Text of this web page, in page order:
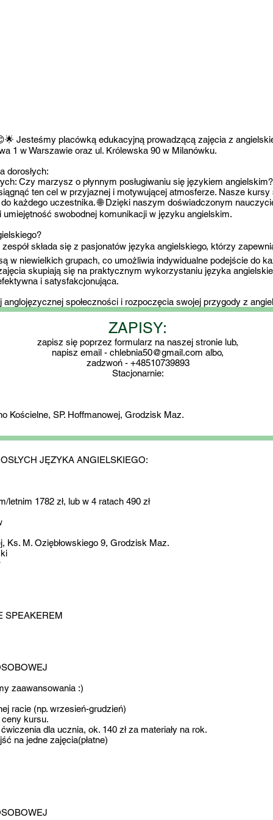
Jesteśmy placówką edukacyjną prowadzącą zajęcia z
1 w Warszawie oraz ul. Królewska 90 w Milanówku.
dorosłych:
Czy marzysz o płynnym posługiwaniu się językiem
ten cel w przyjaznej i motywującej atmosferze. Nasze kursy
każdego uczestnika. 🌐 Dzięki naszym doświadczonym
swobodnej komunikacji w języku angielskim.
składa się z pasjonatów języka angielskiego, którzy
w niewielkich grupach, co umożliwia indywidualne podejście do
skupiają się na praktycznym wykorzystaniu języka
i satysfakcjonująca.
anglojęzycznej społeczności i rozpoczęcia swojej przygody z
ZAPISY:
zapisz się poprzez formularz na naszej stronie lub,
napisz email - chlebnia50@gmail.com albo,
zadzwoń - +48510739893
Stacjonarnie:
Kościelne, SP. Hoffmanowej, Grodzisk Maz.
JĘZYKA ANGIELSKIEGO:​
1782 zł, lub w 4 ratach 490 zł
Ks. M. Oziębłowskiego 9, Grodzisk Maz.
SPEAKEREM
zaawansowania :)
racie (np. wrzesień-grudzień)
ceny kursu.
dla ucznia, ok. 140 zł za materiały na rok.
na jedne zajęcia(płatne)